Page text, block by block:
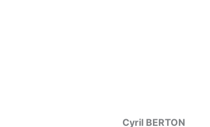
Cyril BERTON